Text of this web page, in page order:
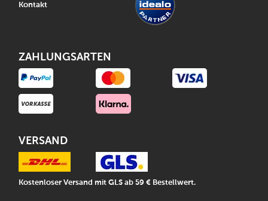
Kontakt
ZAHLUNGSARTEN
VERSAND
Kostenloser Versand mit GLS ab 59 € Bestellwert.